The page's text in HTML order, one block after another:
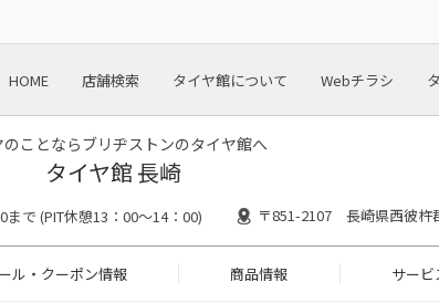
HOME 店舗検索 タイヤ館について Webチラシ
のことならブリヂストンのタイヤ館へ
タイヤ館 長崎
で (PIT休憩13：00～14：00) 〒851-2107 長崎県西彼杵
ル・クーポン情報 商品情報 サー